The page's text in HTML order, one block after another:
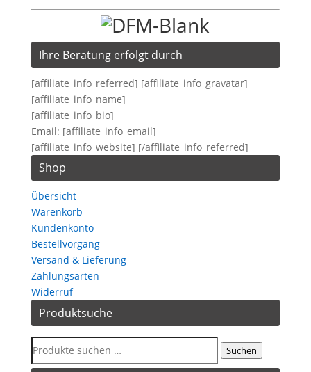
Ihre Beratung erfolgt durch
[affiliate_info_referred] [affiliate_info_gravatar]
[affiliate_info_name]
[affiliate_info_bio]
Email: [affiliate_info_email]
[affiliate_info_website] [/affiliate_info_referred]
Shop
Übersicht
Warenkorb
Kundenkonto
Bestellvorgang
Versand & Lieferung
Zahlungsarten
Widerruf
Produktsuche
Suchen